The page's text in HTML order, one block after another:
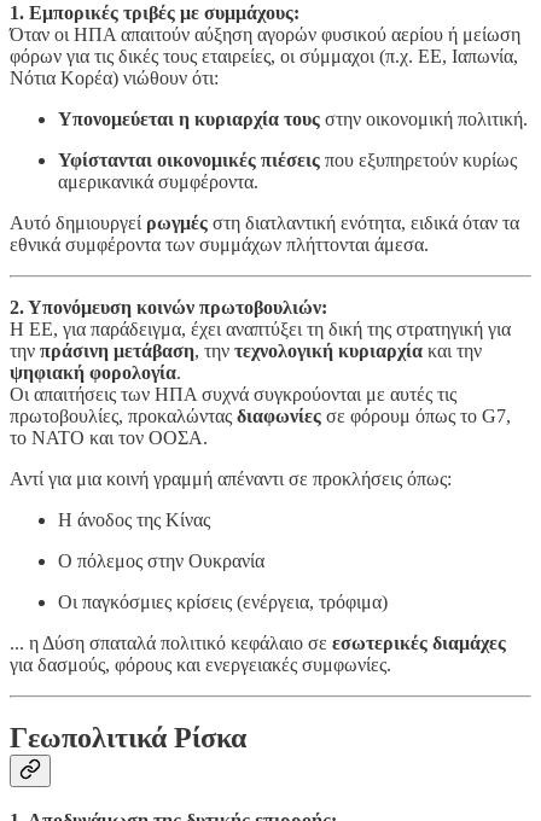
1. Εμπορικές τριβές με συμμάχους:
Όταν οι ΗΠΑ απαιτούν αύξηση αγορών φυσικού αερίου ή μείωση
φόρων για τις δικές τους εταιρείες, οι σύμμαχοι (π.χ. ΕΕ, Ιαπωνία,
Νότια Κορέα) νιώθουν ότι:
Υπονομεύεται η κυριαρχία τους στην οικονομική πολιτική.
Υφίστανται οικονομικές πιέσεις που εξυπηρετούν κυρίως
αμερικανικά συμφέροντα.
Αυτό δημιουργεί ρωγμές στη διατλαντική ενότητα, ειδικά όταν τα
εθνικά συμφέροντα των συμμάχων πλήττονται άμεσα.
2. Υπονόμευση κοινών πρωτοβουλιών:
Η ΕΕ, για παράδειγμα, έχει αναπτύξει τη δική της στρατηγική για
την πράσινη μετάβαση, την τεχνολογική κυριαρχία και την
ψηφιακή φορολογία.
Οι απαιτήσεις των ΗΠΑ συχνά συγκρούονται με αυτές τις
πρωτοβουλίες, προκαλώντας διαφωνίες σε φόρουμ όπως το G7,
το ΝΑΤΟ και τον ΟΟΣΑ.
Αντί για μια κοινή γραμμή απέναντι σε προκλήσεις όπως:
Η άνοδος της Κίνας
Ο πόλεμος στην Ουκρανία
Οι παγκόσμιες κρίσεις (ενέργεια, τρόφιμα)
... η Δύση σπαταλά πολιτικό κεφάλαιο σε εσωτερικές διαμάχες
για δασμούς, φόρους και ενεργειακές συμφωνίες.
Γεωπολιτικά Ρίσκα